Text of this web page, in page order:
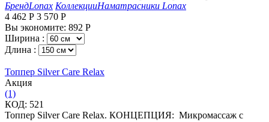
БрендLonax КоллекцииНаматрасники Lonax
4 462 Р 3 570 Р
Вы экономите: 892 Р
Ширина :
Длина :
Топпер Silver Care Relax
Aкция
(1)
КОД: 521
Топпер Silver Care Relax. КОНЦЕПЦИЯ: Микромассаж с